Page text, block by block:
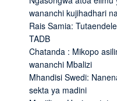
wananchi kujihadhari
Rais Samia:
TADB
Chatanda : Mikopo
wananchi Mbalizi
Mhandisi Swedi:
sekta ya madini